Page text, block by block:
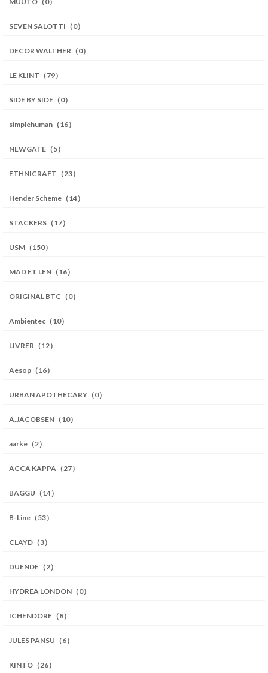
SEVEN SALOTTI（0）
DECOR WALTHER（0）
LE KLINT（79）
SIDE BY SIDE（0）
simplehuman（16）
NEWGATE（5）
ETHNICRAFT（23）
Hender Scheme（14）
STACKERS（17）
USM（150）
MAD ET LEN（16）
ORIGINAL BTC（0）
Ambientec（10）
LIVRER（12）
Aesop（16）
URBAN APOTHECARY（0）
A.JACOBSEN（10）
aarke（2）
ACCA KAPPA（27）
BAGGU（14）
B-Line（53）
CLAYD（3）
DUENDE（2）
HYDREA LONDON（0）
ICHENDORF（8）
JULES PANSU（6）
KINTO（26）